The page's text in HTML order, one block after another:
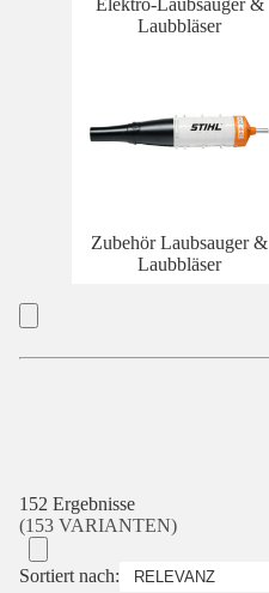
Elektro-Laubsauger &
Laubbläser
Zubehör Laubsauger &
Laubbläser
152 Ergebnisse
(153 VARIANTEN)
Sortiert nach: